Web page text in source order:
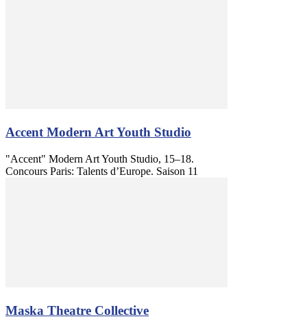
Accent Modern Art Youth Studio
"Accent" Modern Art Youth Studio, 15–18.
Concours Paris: Talents d’Europe. Saison 11
Maska Theatre Collective